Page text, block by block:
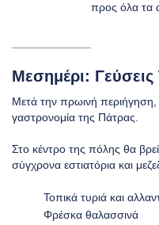
προς όλα τα
Μεσημέρι: Γεύσεις
Μετά την πρωινή
γαστρονομία της Πάτρας.
Στο κέντρο της πόλης θα
σύγχρονα εστιατόρια και
Τοπικά τυριά και
Φρέσκα θαλασσινά